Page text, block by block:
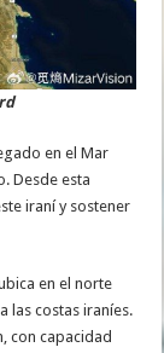
en el Mar
Desde esta
iraní y sostener
en el norte
las costas iraníes.
con capacidad